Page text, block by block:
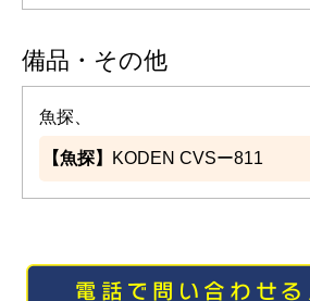
備品・その他
魚探、
【魚探】 KODEN CVSー811